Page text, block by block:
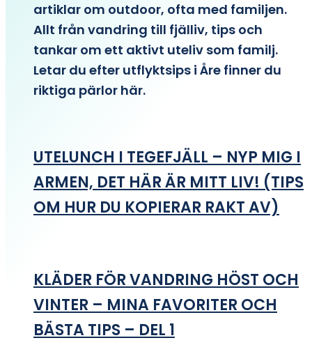
artiklar om outdoor, ofta med familjen.
Allt från vandring till fjälliv, tips och
tankar om ett aktivt uteliv som familj.
Letar du efter utflyktsips i Åre finner du
riktiga pärlor här.
UTELUNCH I TEGEFJÄLL – NYP MIG I
ARMEN, DET HÄR ÄR MITT LIV! (TIPS
OM HUR DU KOPIERAR RAKT AV)
KLÄDER FÖR VANDRING HÖST OCH
VINTER – MINA FAVORITER OCH
BÄSTA TIPS – DEL 1